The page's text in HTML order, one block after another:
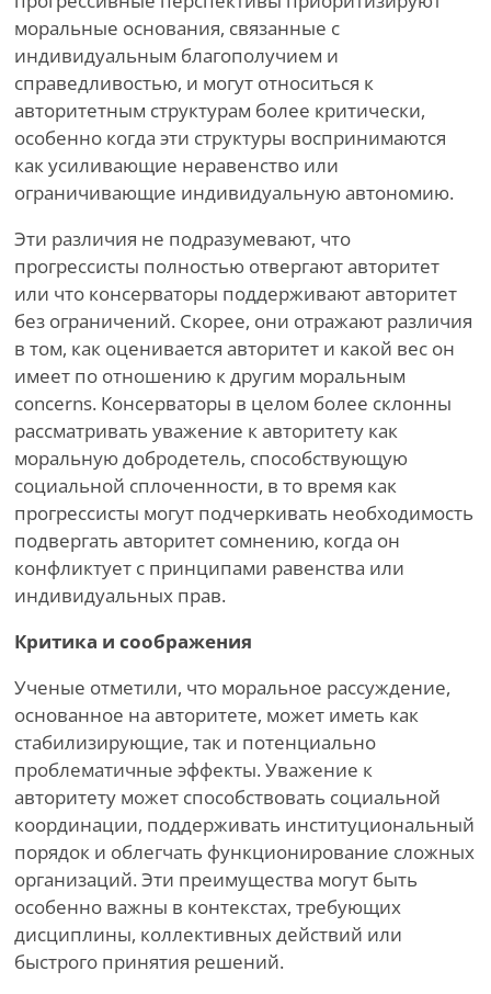
моральные основания, связанные с
индивидуальным благополучием и
справедливостью, и могут относиться к
авторитетным структурам более критически,
особенно когда эти структуры воспринимаются
как усиливающие неравенство или
ограничивающие индивидуальную автономию.
Эти различия не подразумевают, что
прогрессисты полностью отвергают авторитет
или что консерваторы поддерживают авторитет
без ограничений. Скорее, они отражают различия
в том, как оценивается авторитет и какой вес он
имеет по отношению к другим моральным
concerns. Консерваторы в целом более склонны
рассматривать уважение к авторитету как
моральную добродетель, способствующую
социальной сплоченности, в то время как
прогрессисты могут подчеркивать необходимость
подвергать авторитет сомнению, когда он
конфликтует с принципами равенства или
индивидуальных прав.
Критика и соображения
Ученые отметили, что моральное рассуждение,
основанное на авторитете, может иметь как
стабилизирующие, так и потенциально
проблематичные эффекты. Уважение к
авторитету может способствовать социальной
координации, поддерживать институциональный
порядок и облегчать функционирование сложных
организаций. Эти преимущества могут быть
особенно важны в контекстах, требующих
дисциплины, коллективных действий или
быстрого принятия решений.